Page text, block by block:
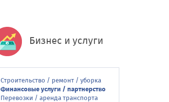
Бизнес и услуги
Строительство / ремонт / уборка
Финансовые услуги / партнерство
Перевозки / аренда транспорта